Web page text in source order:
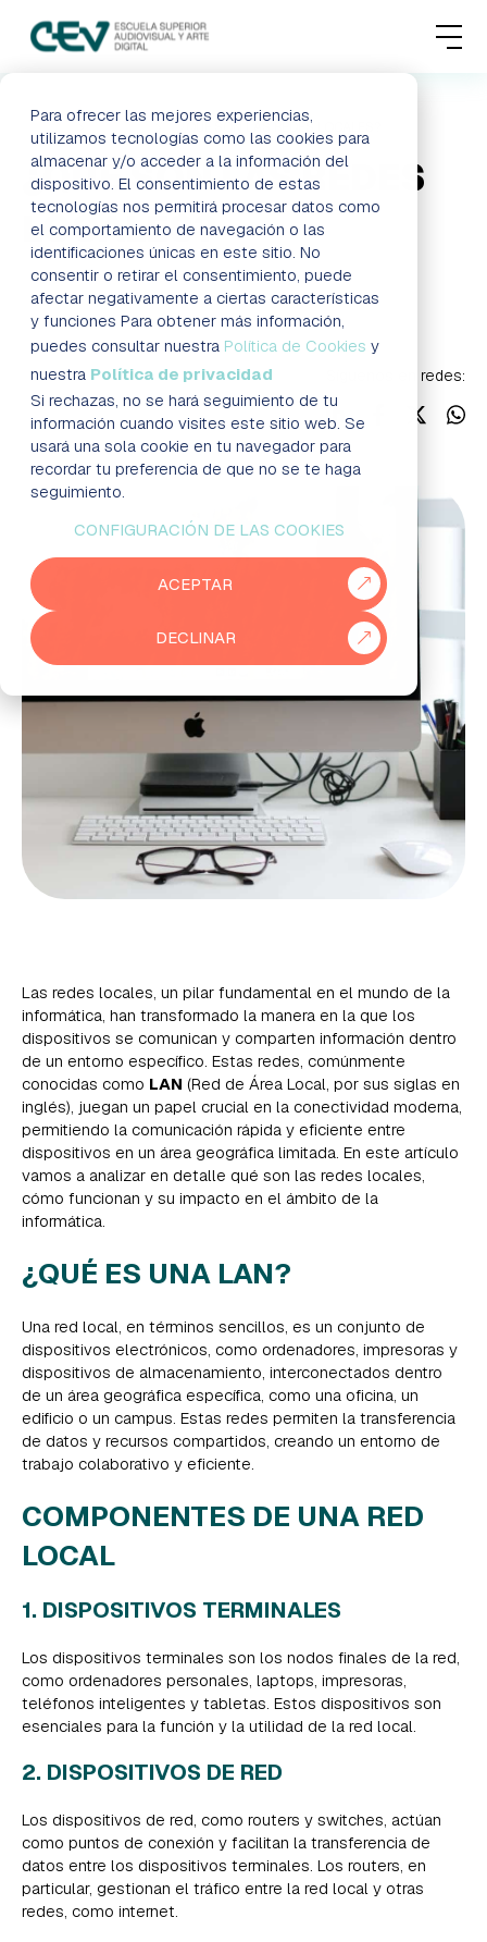
Para ofrecer las mejores experiencias,
utilizamos tecnologías como las cookies para
almacenar y/o acceder a la información del
dispositivo. El consentimiento de estas
tecnologías nos permitirá procesar datos como
el comportamiento de navegación o las
identificaciones únicas en este sitio. No
consentir o retirar el consentimiento, puede
afectar negativamente a ciertas características
y funciones Para obtener más información,
puedes consultar nuestra Política de Cookies y
nuestra Política de privacidad
Si rechazas, no se hará seguimiento de tu
información cuando visites este sitio web. Se
usará una sola cookie en tu navegador para
recordar tu preferencia de que no se te haga
seguimiento.
CONFIGURACIÓN DE LAS COOKIES
ACEPTAR
DECLINAR
MENU
FORMACIONES
ADMISIONES
ACTUALIDAD
ESCUELA
CONTACTO
RESERVAR PLAZA VISITAR ESCUELA
BLOG
EMPRESAS
PARTNERS
931 76 23 43
¿QUÉ SON LAS REDES
LOCALES?
¿QUÉ SON LAS REDES LOCALES?
Blog
Síguenos en redes:
Las redes locales, un pilar fundamental en el mundo de la
informática, han transformado la manera en la que los
dispositivos se comunican y comparten información dentro
de un entorno específico. Estas redes, comúnmente
conocidas como LAN (Red de Área Local, por sus siglas en
inglés), juegan un papel crucial en la conectividad moderna,
permitiendo la comunicación rápida y eficiente entre
dispositivos en un área geográfica limitada. En este artículo
vamos a analizar en detalle qué son las redes locales,
cómo funcionan y su impacto en el ámbito de la
informática.
¿QUÉ ES UNA LAN?
Una red local, en términos sencillos, es un conjunto de
dispositivos electrónicos, como ordenadores, impresoras y
dispositivos de almacenamiento, interconectados dentro
de un área geográfica específica, como una oficina, un
edificio o un campus. Estas redes permiten la transferencia
de datos y recursos compartidos, creando un entorno de
trabajo colaborativo y eficiente.
COMPONENTES DE UNA RED
LOCAL
1. DISPOSITIVOS TERMINALES
Los dispositivos terminales son los nodos finales de la red,
como ordenadores personales, laptops, impresoras,
teléfonos inteligentes y tabletas. Estos dispositivos son
esenciales para la función y la utilidad de la red local.
2. DISPOSITIVOS DE RED
Los dispositivos de red, como routers y switches, actúan
como puntos de conexión y facilitan la transferencia de
datos entre los dispositivos terminales. Los routers, en
particular, gestionan el tráfico entre la red local y otras
redes, como internet.